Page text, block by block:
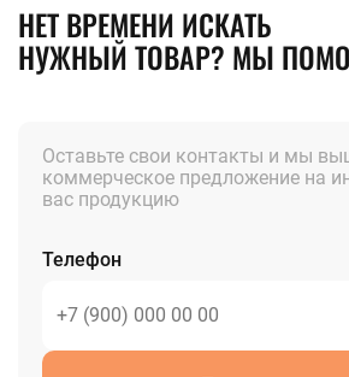
НЕТ ВРЕМЕНИ ИСКАТЬ
НУЖНЫЙ ТОВАР? МЫ
Оставьте свои контакты и мы
коммерческое предложение на
вас продукцию
Телефон